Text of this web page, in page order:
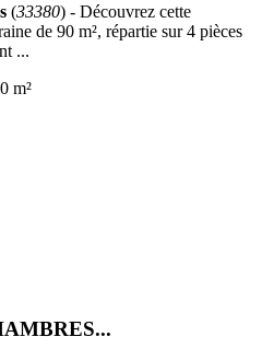
(33380) - Découvrez cette
de 90 m², répartie sur 4 pièces
...
m²